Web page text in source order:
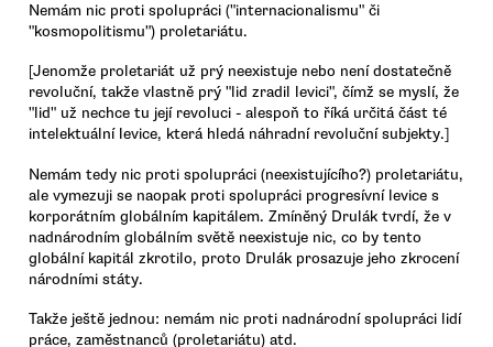
Nemám nic proti spolupráci ("internacionalismu" či
"kosmopolitismu") proletariátu.
[Jenomže proletariát už prý neexistuje nebo není dostatečně
revoluční, takže vlastně prý "lid zradil levici", čímž se myslí, že
"lid" už nechce tu její revoluci - alespoň to říká určitá část té
intelektuální levice, která hledá náhradní revoluční subjekty.]
Nemám tedy nic proti spolupráci (neexistujícího?) proletariátu,
ale vymezuji se naopak proti spolupráci progresívní levice s
korporátním globálním kapitálem. Zmíněný Drulák tvrdí, že v
nadnárodním globálním světě neexistuje nic, co by tento
globální kapitál zkrotilo, proto Drulák prosazuje jeho zkrocení
národními státy.
Takže ještě jednou: nemám nic proti nadnárodní spolupráci lidí
práce, zaměstnanců (proletariátu) atd.